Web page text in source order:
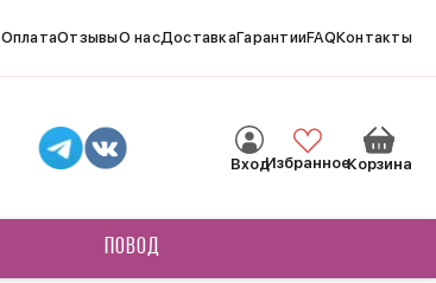
ОплатаОтзывыО насДоставкаГарантииFAQКонтакты
ВходИзбранноеКорзина
ПОВОД